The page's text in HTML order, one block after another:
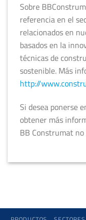
Sobre
referencia en el
relacionados en
basados en la
técnicas de
sostenible. Más
http://
Si desea ponerse
obtener más
BB Construmat no